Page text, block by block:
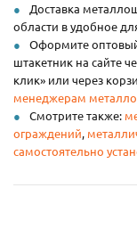
Доставка
области в удобное
Оформите
штакетник на сайте
клик» или через
менеджерам
Смотрите также:
ограждений,
самостоятельно